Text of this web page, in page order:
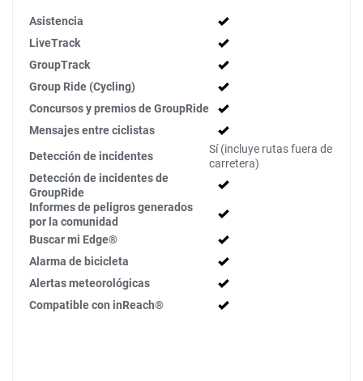
Asistencia
LiveTrack
GroupTrack
Group Ride (Cycling)
Concursos y premios de GroupRide
Mensajes entre ciclistas
Detección de incidentes
Sí (incluye rutas fuera de
carretera)
Detección de incidentes de
GroupRide
Informes de peligros generados
por la comunidad
Buscar mi Edge®
Alarma de bicicleta
Alertas meteorológicas
Compatible con inReach®